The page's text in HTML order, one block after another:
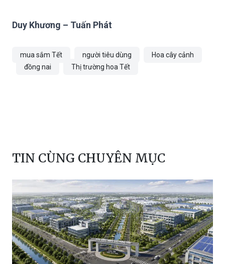
Duy Khương – Tuấn Phát
mua sắm Tết người tiêu dùng
Hoa cây cảnh
đồng nai
Thị trường hoa Tết
TIN CÙNG CHUYÊN MỤC